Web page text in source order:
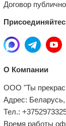
Договор
О Компании
ООО "Ты
Адрес: Беларусь,
Тел.:
Время работы